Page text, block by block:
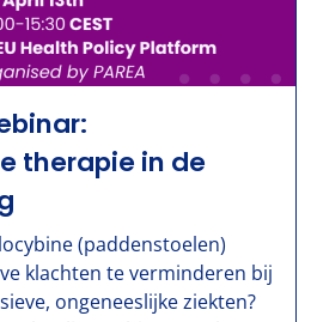
therapie in de
(paddenstoelen)
klachten te verminderen bij
ongeneeslijke ziekten?